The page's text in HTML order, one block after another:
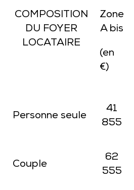
COMPOSITION
DU FOYER
LOCATAIRE
Zone
A bis
(en
€)
Personne seule
41
855
Couple
62
555